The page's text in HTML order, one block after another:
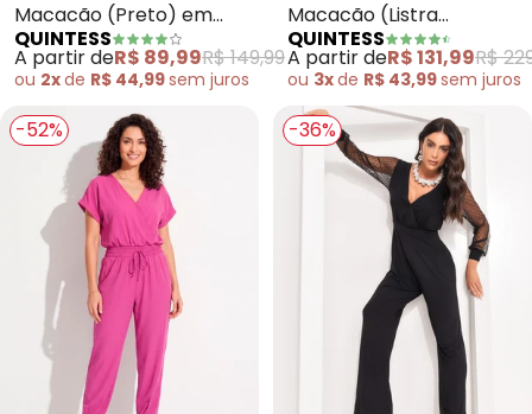
Macacão (Preto) em
Malha Crepe
QUINTESS
A partir deR$ 89,99R$ 149,99
ou 2xde R$ 44,99sem juros
Macacão (Listra
Renovada) em Malha de
Viscose
QUINTESS
A partir deR$ 131,99R$
ou 3xde R$ 43,99sem juros
-52% -36%